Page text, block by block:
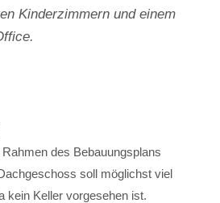
Kinderzimmern und einem
des Bebauungsplans
soll möglichst viel
kein Keller vorgesehen ist.